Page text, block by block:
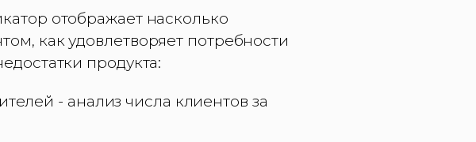
отображает насколько
как удовлетворяет потребности
продукта:
- анализ числа клиентов за